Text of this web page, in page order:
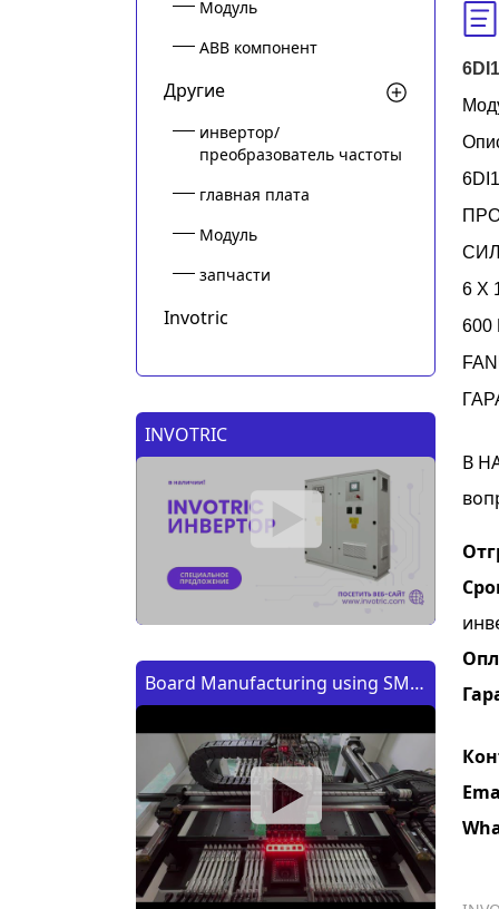
Модуль
ABB компонент
Другие
инвертор/
преобразователь частоты
главная плата
Модуль
запчасти
Invotric
INVOTRIC
Board Manufacturing using SMT
с помощью SMT (CMT) машины
6 X
600
В